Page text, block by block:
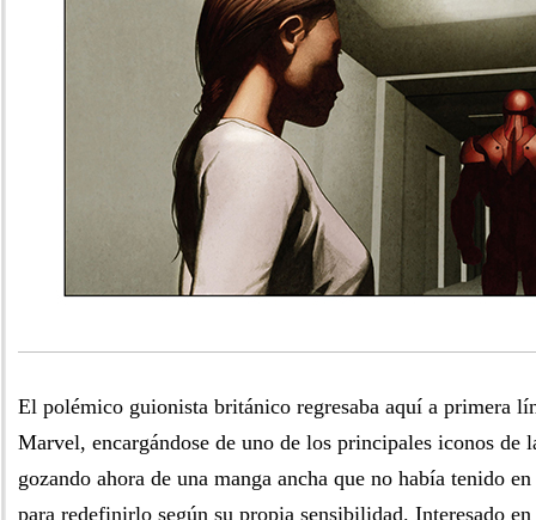
El polémico guionista británico regresaba aquí a primera
Marvel, encargándose de uno de los principales iconos de
gozando ahora de una manga ancha que no había tenido
para redefinirlo según su propia sensibilidad. Interesado